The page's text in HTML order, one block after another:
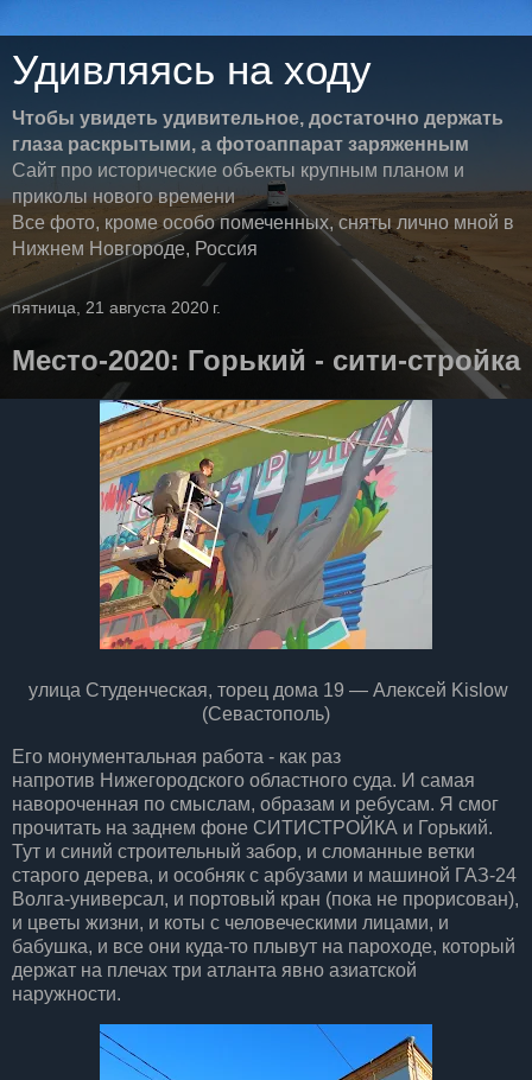
Удивляясь на ходу
Чтобы увидеть удивительное, достаточно держать
глаза раскрытыми, а фотоаппарат заряженным
Сайт про исторические объекты крупным планом и
приколы нового времени
Все фото, кроме особо помеченных, сняты лично мной в
Нижнем Новгороде, Россия
пятница, 21 августа 2020 г.
Место-2020: Горький - сити-стройка
улица Студенческая, торец дома 19 — Алексей Kislow
(Севастополь)
Его монументальная работа - как раз
напротив Нижегородского областного суда. И самая
навороченная по смыслам, образам и ребусам. Я смог
прочитать на заднем фоне СИТИСТРОЙКА и Горький.
Тут и синий строительный забор, и сломанные ветки
старого дерева, и особняк с арбузами и машиной ГАЗ-24
Волга-универсал, и портовый кран (пока не прорисован),
и цветы жизни, и коты с человеческими лицами, и
бабушка, и все они куда-то плывут на пароходе, который
держат на плечах три атланта явно азиатской
наружности.